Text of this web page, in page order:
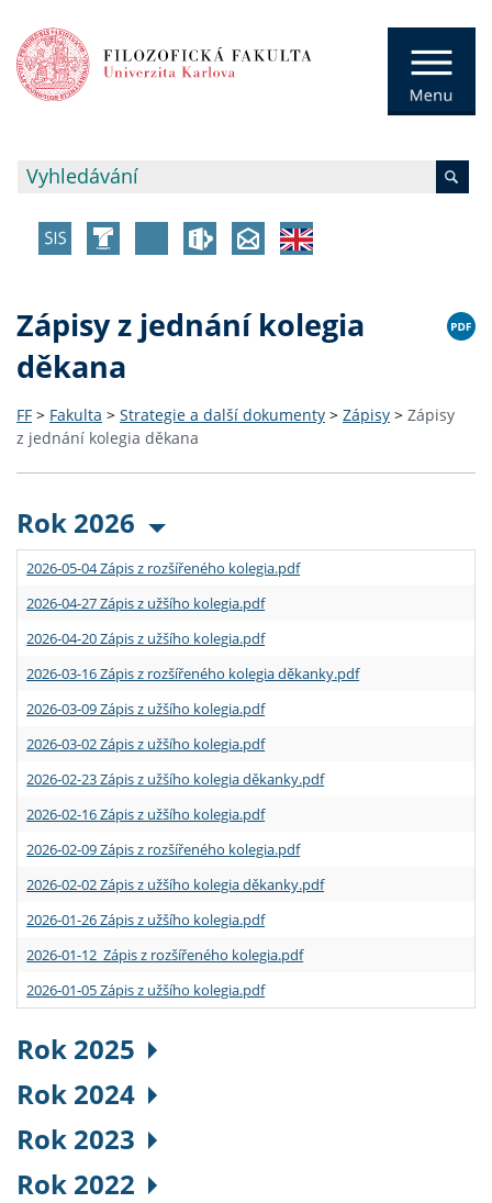
Zápisy z jednání kolegia
děkana
FF > Fakulta > Strategie a další dokumenty > Zápisy > Zápisy
z jednání kolegia děkana
Rok 2026
2026-05-04 Zápis z rozšířeného kolegia.pdf
2026-04-27 Zápis z užšího kolegia.pdf
2026-04-20 Zápis z užšího kolegia.pdf
2026-03-16 Zápis z rozšířeného kolegia děkanky.pdf
2026-03-09 Zápis z užšího kolegia.pdf
2026-03-02 Zápis z užšího kolegia.pdf
2026-02-23 Zápis z užšího kolegia děkanky.pdf
2026-02-16 Zápis z užšího kolegia.pdf
2026-02-09 Zápis z rozšířeného kolegia.pdf
2026-02-02 Zápis z užšího kolegia děkanky.pdf
2026-01-26 Zápis z užšího kolegia.pdf
2026-01-12 Zápis z rozšířeného kolegia.pdf
2026-01-05 Zápis z užšího kolegia.pdf
Rok 2025
Rok 2024
Rok 2023
Rok 2022